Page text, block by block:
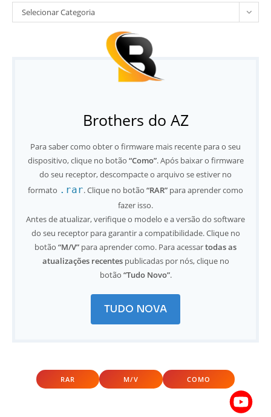
Selecionar Categoria
Brothers do AZ
Para saber como obter o firmware mais recente para o seu
dispositivo, clique no botão “Como”. Após baixar o firmware
do seu receptor, descompacte o arquivo se estiver no
formato .rar. Clique no botão “RAR” para aprender como
fazer isso.
Antes de atualizar, verifique o modelo e a versão do software
do seu receptor para garantir a compatibilidade. Clique no
botão “M/V” para aprender como. Para acessartodas as
atualizações recentespublicadas por nós, clique no
botão “Tudo Novo”.
TUDO NOVA
RAR M/V COMO